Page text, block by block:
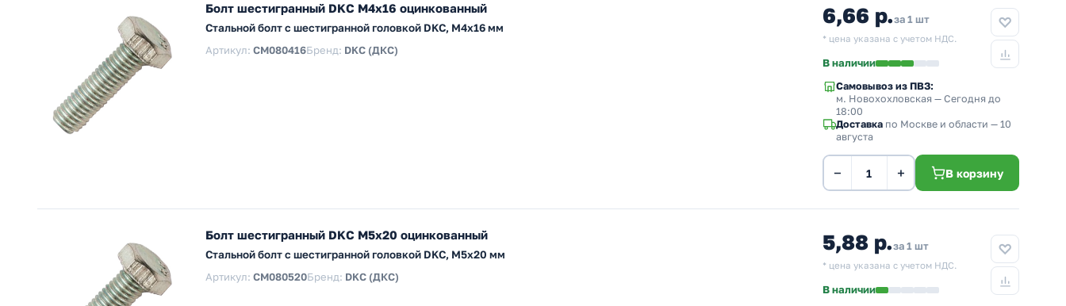
Болт шестигранный DKC М4х16 оцинкованный
Стальной болт с шестигранной головкой DKC, М4x16 мм
Артикул: CM080416Бренд: DKC (ДКС)
6,66 р.за 1 шт
* цена указана с учетом НДС.
В наличии
Самовывоз из ПВЗ:
м. Новохохловская — Сегодня до
18:00
Доставка по Москве и области — 10
августа
− + В корзину
Болт шестигранный DKC М5х20 оцинкованный
Стальной болт с шестигранной головкой DKC, М5x20 мм
Артикул: CM080520Бренд: DKC (ДКС)
5,88 р.за 1 шт
* цена указана с учетом НДС.
В наличии